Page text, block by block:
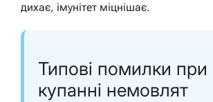
дихає, імунітет міцнішає.
Типові помилки при
купанні немовлят